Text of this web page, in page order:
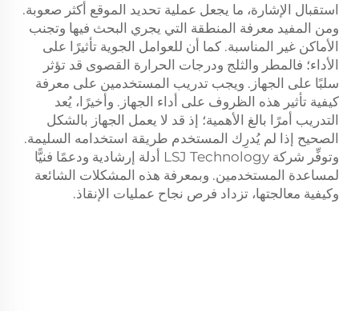
استقبال الإشارة، ما يجعل عملية تحديد الموقع أكثر صعوبة.
ومن المفيد معرفة المنطقة التي يجري البحث فيها وتجنب
الأماكن غير المناسبة. كما أن للعوامل الجوية تأثيرًا على
الأداء؛ فالمطر والثلج ودرجات الحرارة القصوى قد تؤثر
سلبًا على الجهاز. ويجب تدريب المستخدمين على معرفة
كيفية تأثير هذه الظروف على أداء الجهاز. وأخيرًا، يُعد
التدريب أمرًا بالغ الأهمية؛ إذ قد لا يعمل الجهاز بالشكل
الصحيح إذا لم يُدرِك المستخدم طريقة استخدامه السليمة.
وتوفِّر شركة LSJ Technology أدلة إرشادية ودعمًا فنيًّا
لمساعدة المستخدمين. وبمعرفة هذه المشكلات الشائعة
وكيفية معالجتها، تزداد فرص نجاح عمليات الإنقاذ.